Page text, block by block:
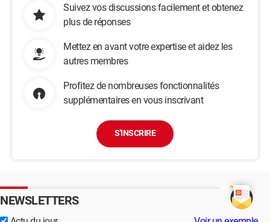
Suivez vos discussions facilement et obtenez
plus de réponses
Mettez en avant votre expertise et aidez les
autres membres
Profitez de nombreuses fonctionnalités
supplémentaires en vous inscrivant
S'INSCRIRE
NEWSLETTERS